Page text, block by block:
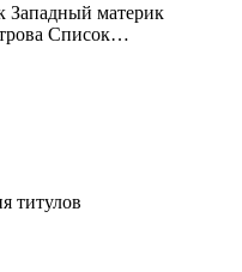
Западный материк
Список…
титулов